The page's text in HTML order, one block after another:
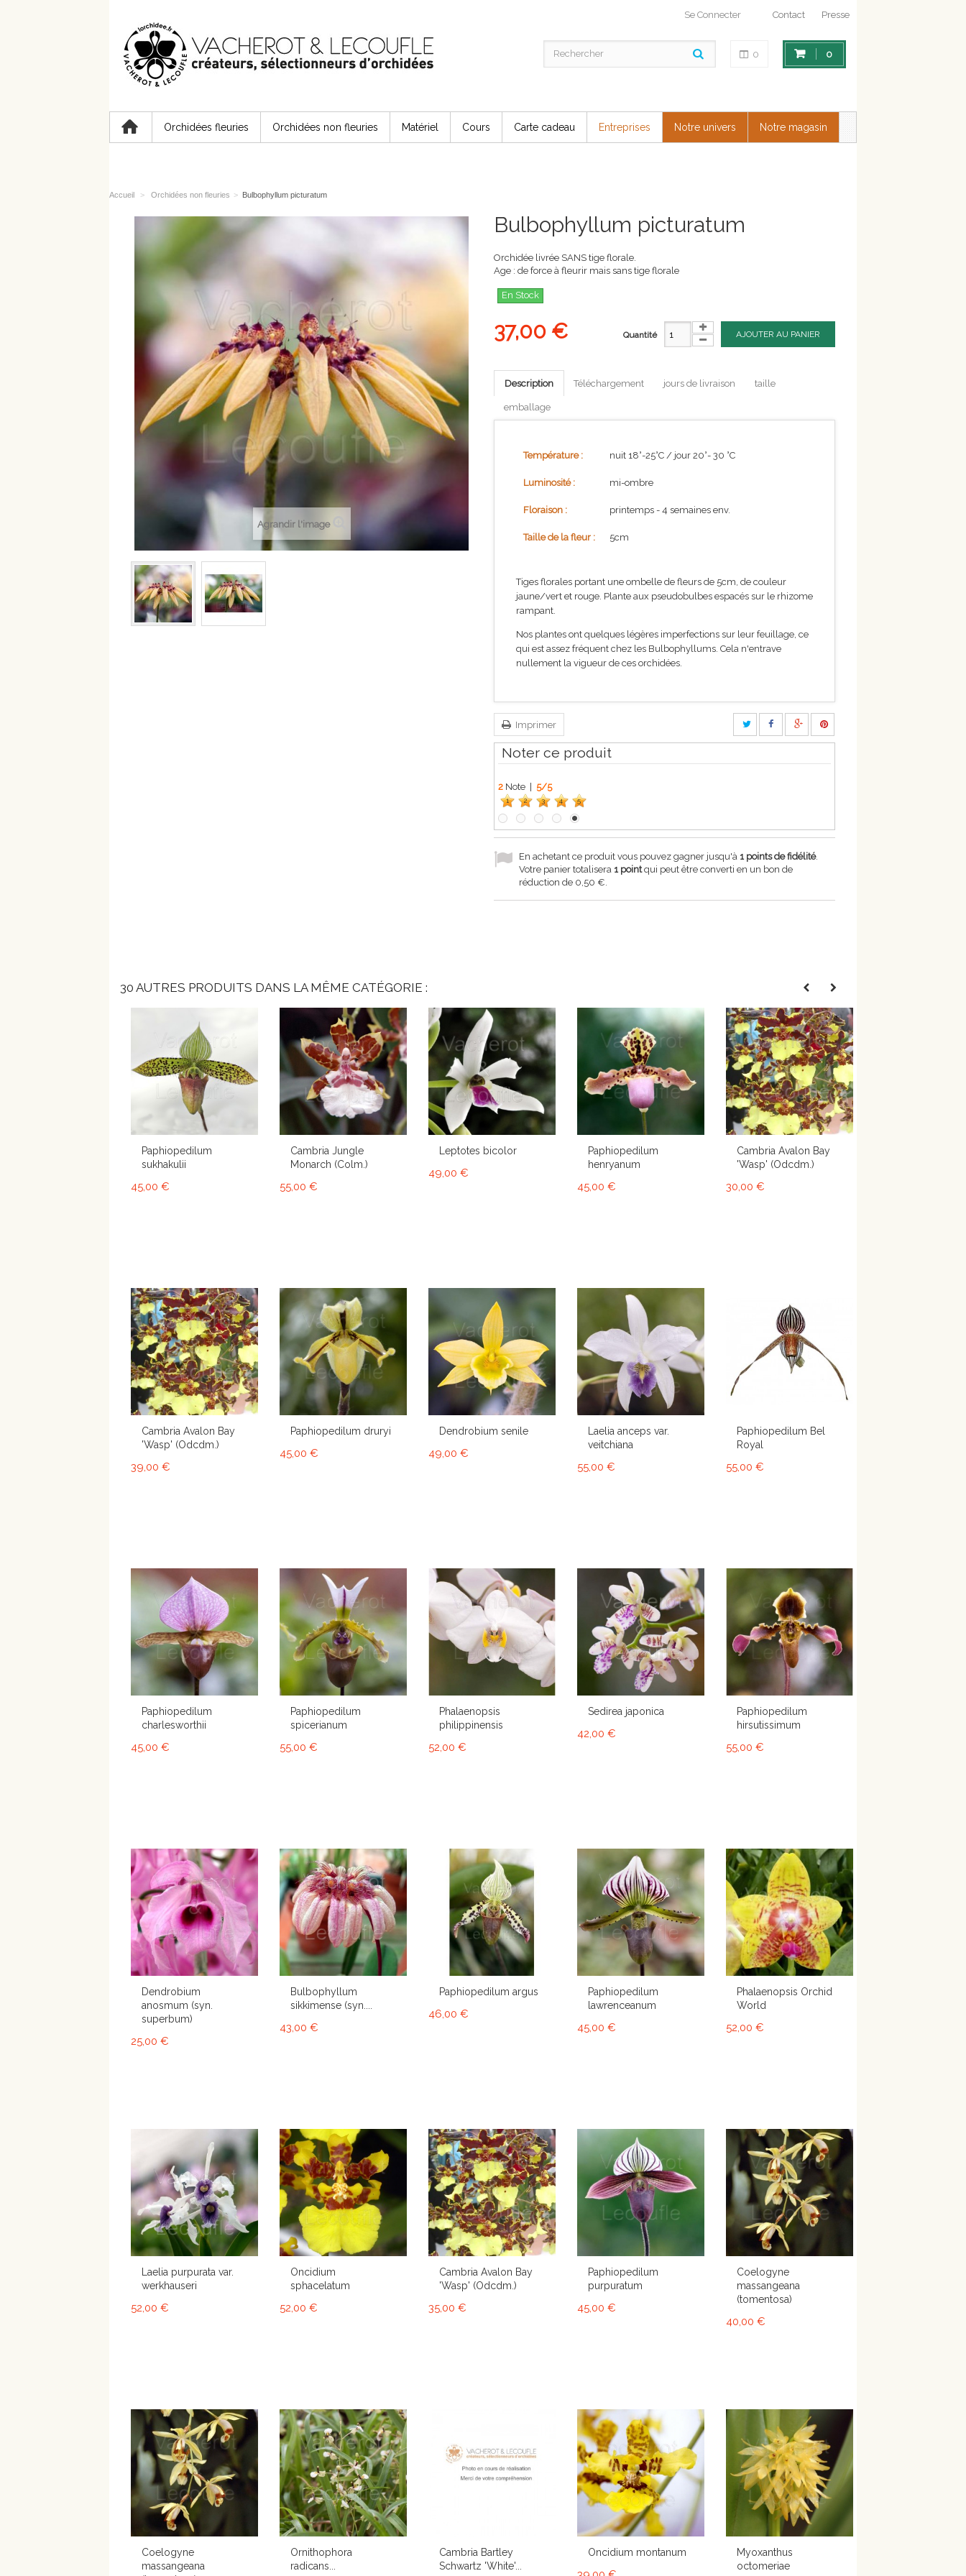
Contact Presse
Se Connecter
0
0
Orchidées fleuries Orchidées non fleuries Matériel Cours Carte cadeau Entreprises Notre univers Notre magasin
Accueil > Orchidées non fleuries > Bulbophyllum picturatum
Agrandir l'image
Bulbophyllum picturatum
Orchidée livrée SANS tige florale.
Age : de force à fleurir mais sans tige florale
En Stock
37,00 € AJOUTER AU PANIER
Quantité
Description Téléchargement jours de livraison taille
emballage
Température : nuit 18°-25°C / jour 20°- 30 °C
Luminosité : mi-ombre
Floraison : printemps - 4 semaines env.
Taille de la fleur : 5cm
Tiges florales portant une ombelle de fleurs de 5cm, de couleur
jaune/vert et rouge. Plante aux pseudobulbes espacés sur le rhizome
rampant.
Nos plantes ont quelques légères imperfections sur leur feuillage, ce
qui est assez fréquent chez les Bulbophyllums. Cela n'entrave
nullement la vigueur de ces orchidées.
Imprimer
Noter ce produit
2 Note | 5/5
1 2 3 4 5
En achetant ce produit vous pouvez gagner jusqu'à 1points de fidélité.
Votre panier totalisera 1pointqui peut être converti en un bon de
réduction de 0,50 €.
30 AUTRES PRODUITS DANS LA MÊME CATÉGORIE :
Paphiopedilum
sukhakulii
45,00 €
Cambria Jungle
Monarch (Colm.)
55,00 €
Leptotes bicolor
49,00 €
Paphiopedilum
henryanum
45,00 €
Cambria Avalon Bay
'Wasp' (Odcdm.)
30,00 €
Cambria Avalon Bay
'Wasp' (Odcdm.)
39,00 €
Paphiopedilum druryi
45,00 €
Dendrobium senile
49,00 €
Laelia anceps var.
veitchiana
55,00 €
Paphiopedilum Bel
Royal
55,00 €
Paphiopedilum
charlesworthii
45,00 €
Paphiopedilum
spicerianum
55,00 €
Phalaenopsis
philippinensis
52,00 €
Sedirea japonica
42,00 €
Paphiopedilum
hirsutissimum
55,00 €
Dendrobium
anosmum (syn.
superbum)
25,00 €
Bulbophyllum
sikkimense (syn....
43,00 €
Paphiopedilum argus
46,00 €
Paphiopedilum
lawrenceanum
45,00 €
Phalaenopsis Orchid
World
52,00 €
Laelia purpurata var.
werkhauseri
52,00 €
Oncidium
sphacelatum
52,00 €
Cambria Avalon Bay
'Wasp' (Odcdm.)
35,00 €
Paphiopedilum
purpuratum
45,00 €
Coelogyne
massangeana
(tomentosa)
40,00 €
Coelogyne
massangeana
Ornithophora
radicans...
Cambria Bartley
Schwartz 'White'...
Oncidium montanum
Myoxanthus
octomeriae